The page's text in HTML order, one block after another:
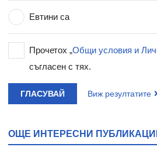
Евтини са
Прочетох „Общи условия и
съгласен с тях.
ГЛАСУВАЙ Виж резултатите
ОЩЕ ИНТЕРЕСНИ